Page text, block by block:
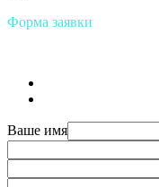
Форма заявки
Ваше имя